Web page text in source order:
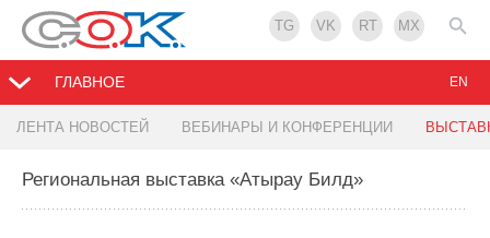
TG VK RT MX
ГЛАВНОЕ
ЛЕНТА НОВОСТЕЙ ВЕБИНАРЫ И КОНФЕРЕНЦИИ
EN
Региональная выставка «Атырау Билд»